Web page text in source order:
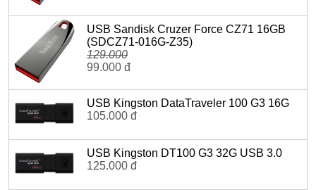
USB Sandisk Cruzer Force CZ71 16GB
(SDCZ71-016G-Z35)
129.000
99.000 đ
USB Kingston DataTraveler 100 G3 16G
105.000 đ
USB Kingston DT100 G3 32G USB 3.0
125.000 đ